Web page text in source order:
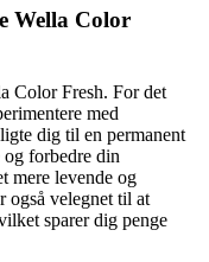
Wella Color
Color Fresh. For det
med
dig til en permanent
forbedre din
mere levende og
også velegnet til at
sparer dig penge